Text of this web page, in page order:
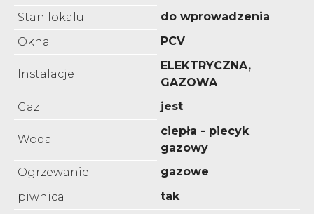
Stan lokalu
do wprowadzenia
Okna
PCV
Instalacje
ELEKTRYCZNA,
GAZOWA
Gaz
jest
Woda
ciepła - piecyk
gazowy
Ogrzewanie
gazowe
piwnica
tak